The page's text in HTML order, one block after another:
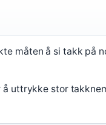
måten å si takk på
å uttrykke stor